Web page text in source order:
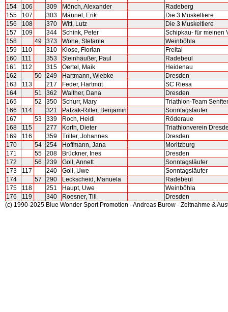
154
106 309 Mönch, Alexander
Radeberg
155
107 303 Männel, Erik
Die 3 Muskeltiere
156
108 370 Witt, Lutz
Die 3 Muskeltiere
157
109 344 Schink, Peter
Schipkau- für meinen
158
49 373 Wöhe, Stefanie
Weinböhla
159
110 310 Klose, Florian
Freital
160
111 353 Steinhäußer, Paul
Radebeul
161
112 315 Oertel, Maik
Heidenau
162
50 249 Hartmann, Wiebke
Dresden
163
113 217 Feder, Hartmut
SC Riesa
164
51 362 Walther, Dana
Dresden
165
52 350 Schurr, Mary
Triathlon-Team
166
114 321 Patzak-Ritter, Benjamin
Sonntagsläufer
167
53 339 Roch, Heidi
Röderaue
168
115 277 Korth, Dieter
Triathlonverein
169
116 359 Triller, Johannes
Dresden
170
54 254 Hoffmann, Jana
Moritzburg
171
55 208 Brückner, Ines
Dresden
172
56 239 Goll, Annett
Sonntagsläufer
173
117 240 Goll, Uwe
Sonntagsläufer
174
57 290 Leckscheid, Manuela
Radebeul
175
118 251 Haupt, Uwe
Weinböhla
176
119 340 Roesner, Till
Dresden
(c) 1990-2025 Blue Wonder Sport Promotion - Andreas Burow - Zeitnahme &